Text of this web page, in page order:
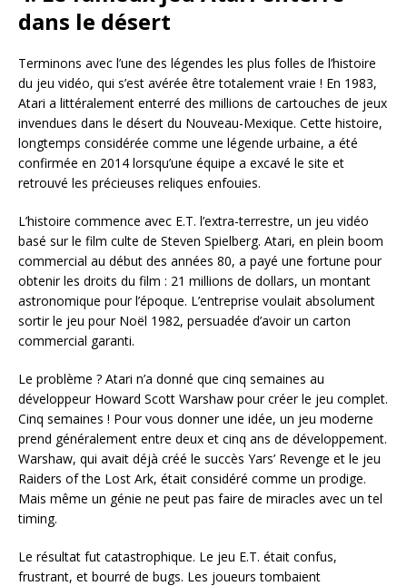
dans le désert
Terminons avec l’une des légendes les plus folles de l’histoire
du jeu vidéo, qui s’est avérée être totalement vraie ! En 1983,
Atari a littéralement enterré des millions de cartouches de jeux
invendues dans le désert du Nouveau-Mexique. Cette histoire,
longtemps considérée comme une légende urbaine, a été
confirmée en 2014 lorsqu’une équipe a excavé le site et
retrouvé les précieuses reliques enfouies.
L’histoire commence avec E.T. l’extra-terrestre, un jeu vidéo
basé sur le film culte de Steven Spielberg. Atari, en plein boom
commercial au début des années 80, a payé une fortune pour
obtenir les droits du film : 21 millions de dollars, un montant
astronomique pour l’époque. L’entreprise voulait absolument
sortir le jeu pour Noël 1982, persuadée d’avoir un carton
commercial garanti.
Le problème ? Atari n’a donné que cinq semaines au
développeur Howard Scott Warshaw pour créer le jeu complet.
Cinq semaines ! Pour vous donner une idée, un jeu moderne
prend généralement entre deux et cinq ans de développement.
Warshaw, qui avait déjà créé le succès Yars’ Revenge et le jeu
Raiders of the Lost Ark, était considéré comme un prodige.
Mais même un génie ne peut pas faire de miracles avec un tel
timing.
Le résultat fut catastrophique. Le jeu E.T. était confus,
frustrant, et bourré de bugs. Les joueurs tombaient